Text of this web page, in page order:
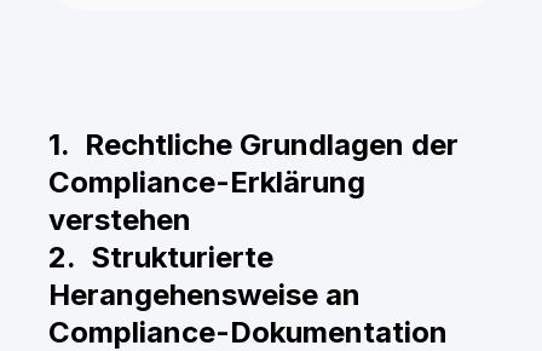
1. Rechtliche Grundlagen der
Compliance-Erklärung
verstehen
2. Strukturierte
Herangehensweise an
Compliance-Dokumentation